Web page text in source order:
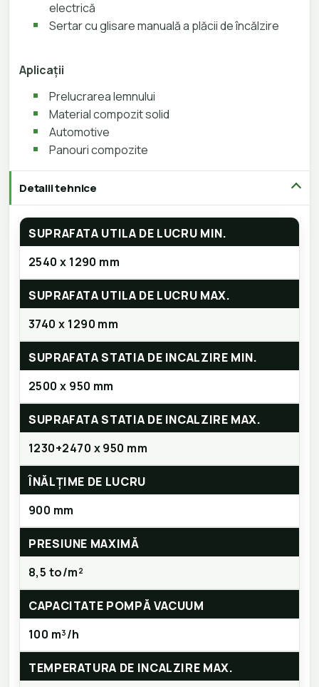
electrică
Sertar cu glisare manuală a plăcii de încălzire
Aplicații
Prelucrarea lemnului
Material compozit solid
Automotive
Panouri compozite
Detalii tehnice
SUPRAFATA UTILA DE LUCRU MIN.
2540 x 1290 mm
SUPRAFATA UTILA DE LUCRU MAX.
3740 x 1290 mm
SUPRAFATA STATIA DE INCALZIRE MIN.
2500 x 950 mm
SUPRAFATA STATIA DE INCALZIRE MAX.
1230+2470 x 950 mm
ÎNĂLȚIME DE LUCRU
900 mm
PRESIUNE MAXIMĂ
8,5 to/m²
CAPACITATE POMPĂ VACUUM
100 m³/h
TEMPERATURA DE INCALZIRE MAX.